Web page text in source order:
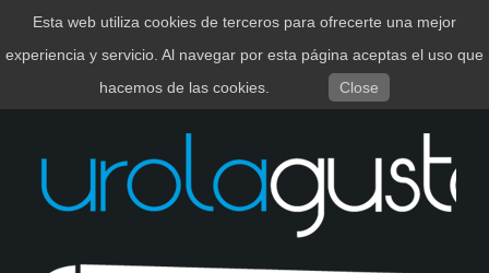
EUSKARA ESPAÑOL
Esta web utiliza cookies de terceros para ofrecerte una mejor
experiencia y servicio. Al navegar por esta página aceptas el uso que
hacemos de las cookies.
Close